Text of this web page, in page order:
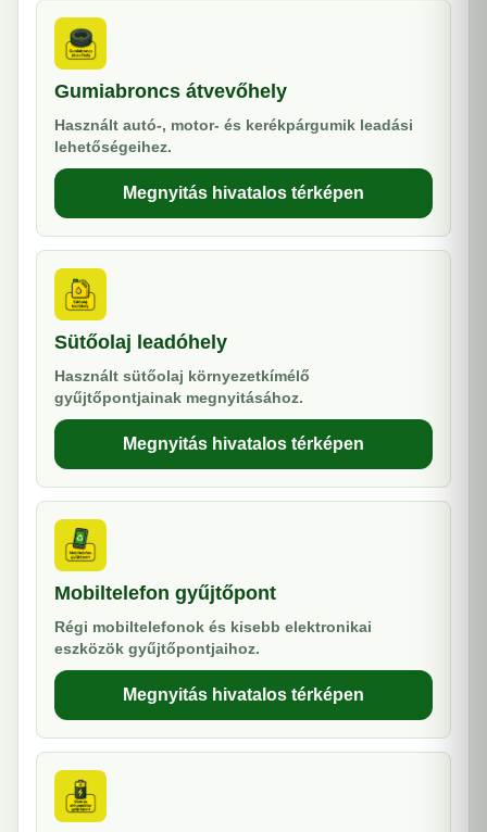
Gumiabroncs átvevőhely
Használt autó-, motor- és kerékpárgumik leadási
lehetőségeihez.
Megnyitás hivatalos térképen
Sütőolaj leadóhely
Használt sütőolaj környezetkímélő
gyűjtőpontjainak megnyitásához.
Megnyitás hivatalos térképen
Mobiltelefon gyűjtőpont
Régi mobiltelefonok és kisebb elektronikai
eszközök gyűjtőpontjaihoz.
Megnyitás hivatalos térképen